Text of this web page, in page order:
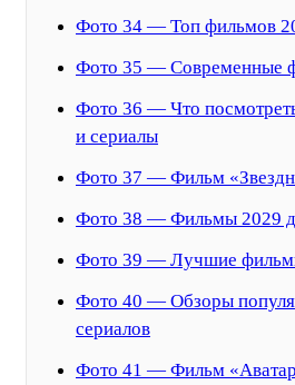
Фото 34 — Топ фильмов
Фото 35 — Современные
Фото 36 — Что
и сериалы
Фото 37 — Фильм
Фото 38 — Фильмы 2029
Фото 39 — Лучшие
Фото 40 — Обзоры
сериалов
Фото 41 — Фильм